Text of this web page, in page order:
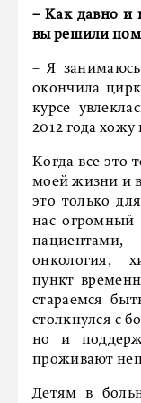
– Как давно и
вы решили
– Я
окончила
курсе
2012 года
Когда все это
моей жизни и в
это только
нас огромный
онкология,
пункт
стараемся
столкнулся с
но и
проживают
Детям в